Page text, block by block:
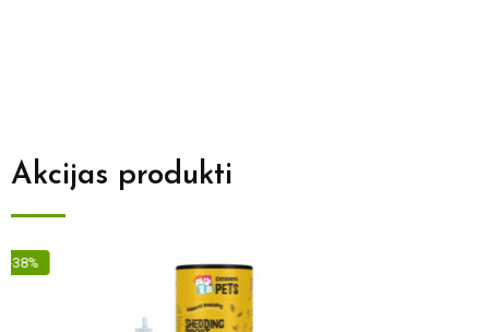
Akcijas produkti